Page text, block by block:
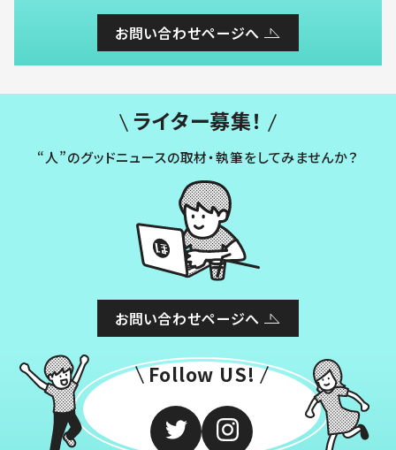
お問い合わせページへ
ライター募集！
“人”のグッドニュースの取材・執筆をしてみませんか？
お問い合わせページへ
Follow US!